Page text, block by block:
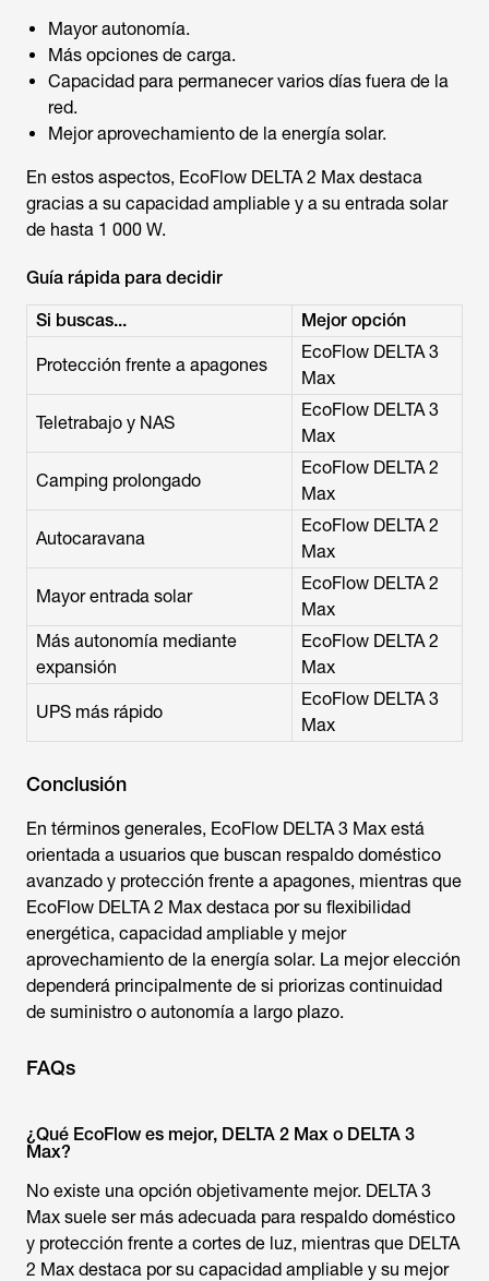
Mayor autonomía.
Más opciones de carga.
Capacidad para permanecer varios días fuera de la
red.
Mejor aprovechamiento de la energía solar.
En estos aspectos, EcoFlow DELTA 2 Max destaca
gracias a su capacidad ampliable y a su entrada solar
de hasta 1 000 W.
Guía rápida para decidir
Si buscas... Mejor opción
Protección frente a apagones
EcoFlow DELTA 3
Max
Teletrabajo y NAS
EcoFlow DELTA 3
Max
Camping prolongado
EcoFlow DELTA 2
Max
Autocaravana
EcoFlow DELTA 2
Max
Mayor entrada solar
EcoFlow DELTA 2
Max
Más autonomía mediante
expansión
EcoFlow DELTA 2
Max
UPS más rápido
EcoFlow DELTA 3
Max
Conclusión
En términos generales, EcoFlow DELTA 3 Max está
orientada a usuarios que buscan respaldo doméstico
avanzado y protección frente a apagones, mientras que
EcoFlow DELTA 2 Max destaca por su flexibilidad
energética, capacidad ampliable y mejor
aprovechamiento de la energía solar. La mejor elección
dependerá principalmente de si priorizas continuidad
de suministro o autonomía a largo plazo.
FAQs
¿Qué EcoFlow es mejor, DELTA 2 Max o DELTA 3
Max?
No existe una opción objetivamente mejor. DELTA 3
Max suele ser más adecuada para respaldo doméstico
y protección frente a cortes de luz, mientras que DELTA
2 Max destaca por su capacidad ampliable y su mejor